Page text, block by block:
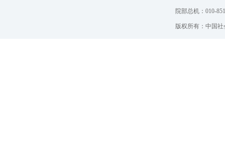
院部总机：010-
版权所有：中国